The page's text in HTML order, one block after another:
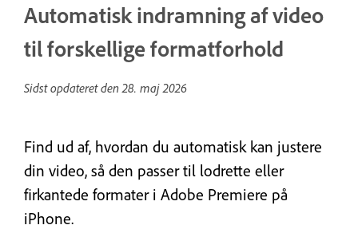
Automatisk indramning af video
til forskellige formatforhold
Sidst opdateret den28. maj 2026
Find ud af, hvordan du automatisk kan justere
din video, så den passer til lodrette eller
firkantede formater i Adobe Premiere på
iPhone.